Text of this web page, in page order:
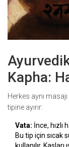
Kapha:
Herkes aynı
tipine ayırır:
Vata: İnce,
Bu tip için sıcak